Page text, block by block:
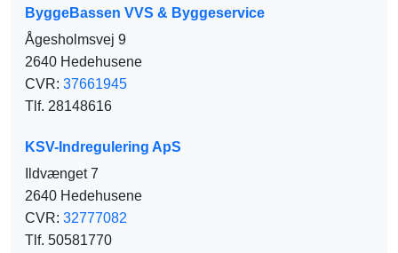
ByggeBassen VVS & Byggeservice
Ågesholmsvej 9
2640 Hedehusene
CVR: 37661945
Tlf. 28148616
KSV-Indregulering ApS
Ildvænget 7
2640 Hedehusene
CVR: 32777082
Tlf. 50581770